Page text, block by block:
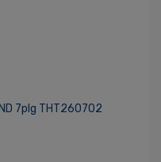
7plg THT260702